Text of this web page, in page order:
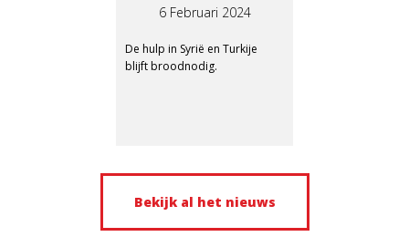
6 Februari 2024
De hulp in Syrië en Turkije
blijft broodnodig.
Bekijk al het nieuws